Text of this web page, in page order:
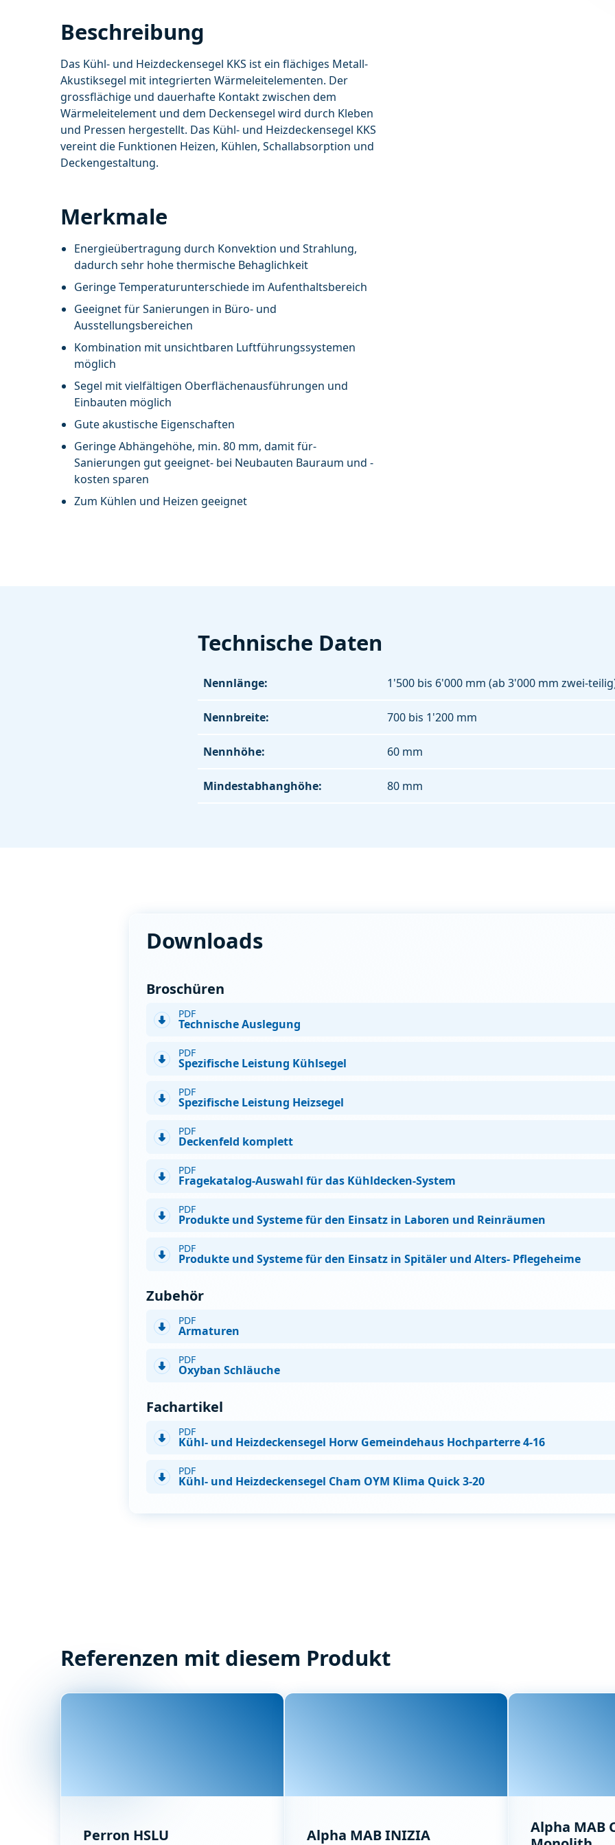
Beschreibung
Das Kühl- und Heizdeckensegel KKS ist ein flächiges Metall-
Akustiksegel mit integrierten Wärmeleitelementen. Der
grossflächige und dauerhafte Kontakt zwischen dem
Wärmeleitelement und dem Deckensegel wird durch Kleben
und Pressen hergestellt. Das Kühl- und Heizdeckensegel KKS
vereint die Funktionen Heizen, Kühlen, Schallabsorption und
Deckengestaltung.
Merkmale
Energieübertragung durch Konvektion und Strahlung,
dadurch sehr hohe thermische Behaglichkeit
Geringe Temperaturunterschiede im Aufenthaltsbereich
Geeignet für Sanierungen in Büro- und
Ausstellungsbereichen
Kombination mit unsichtbaren Luftführungssystemen
möglich
Segel mit vielfältigen Oberflächenausführungen und
Einbauten möglich
Gute akustische Eigenschaften
Geringe Abhängehöhe, min. 80 mm, damit für-
Sanierungen gut geeignet- bei Neubauten Bauraum und -
kosten sparen
Zum Kühlen und Heizen geeignet
Technische Daten
Nennlänge: 1'500 bis 6'000 mm (ab 3'000 mm zwei-
Nennbreite: 700 bis 1'200 mm
Nennhöhe: 60 mm
Mindestabhanghöhe: 80 mm
Downloads
Broschüren
PDF
Technische Auslegung
PDF
Spezifische Leistung Kühlsegel
PDF
Spezifische Leistung Heizsegel
PDF
Deckenfeld komplett
PDF
Fragekatalog-Auswahl für das Kühldecken-System
PDF
Produkte und Systeme für den Einsatz in Laboren und Reinräumen
PDF
Produkte und Systeme für den Einsatz in Spitäler und Alters- Pflegeheime
Zubehör
PDF
Armaturen
PDF
Oxyban Schläuche
Fachartikel
PDF
Kühl- und Heizdeckensegel Horw Gemeindehaus Hochparterre 4-16
PDF
Kühl- und Heizdeckensegel Cham OYM Klima Quick 3-20
Referenzen mit diesem Produkt
Perron HSLU
Alpha MAB INIZIA
Alpha MAB